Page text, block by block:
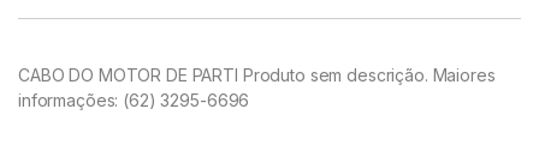
CABO DO MOTOR DE PARTI Produto sem descrição. Maiores
informações: (62) 3295-6696